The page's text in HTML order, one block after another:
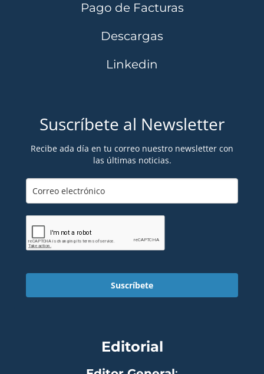
Pago de Facturas
Descargas
Linkedin
Suscríbete al Newsletter
Recibe ada día en tu correo nuestro newsletter con
las últimas noticias.
Suscríbete
Editorial